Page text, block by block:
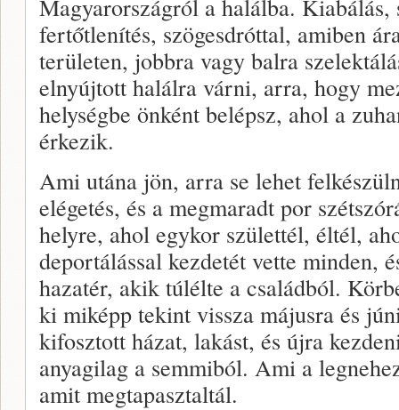
Magyarországról a halálba.
fertőtlenítés, szögesdróttal, amiben
területen, jobbra vagy balra
elnyújtott halálra várni, arra, hogy
helységbe önként belépsz, ahol a
érkezik.
Ami utána jön, arra se lehet
elégetés, és a megmaradt por
helyre, ahol egykor születtél, éltél,
deportálással kezdetét vette minden,
hazatér, akik túlélte a családból.
ki miképp tekint vissza májusra és
kifosztott házat, lakást, és újra
anyagilag a semmiból. Ami a
amit megtapasztaltál.